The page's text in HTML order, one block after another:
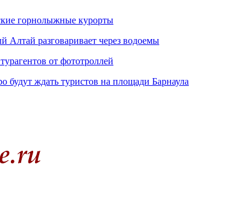
горнолыжные курорты
Алтай разговаривает через водоемы
от фототроллей
будут ждать туристов на площади Барнаула